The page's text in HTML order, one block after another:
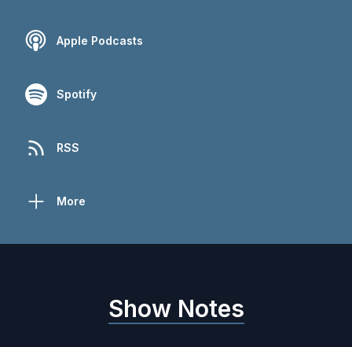
Apple Podcasts
Spotify
RSS
More
Show Notes